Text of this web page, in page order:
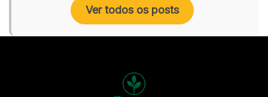
Ver todos os posts